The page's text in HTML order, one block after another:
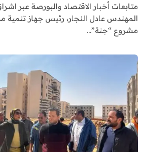
متابعات أخبار الاقتصاد والبورصة عبر
مشروع “جنة”…